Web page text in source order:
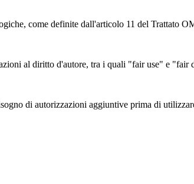
come definite dall'articolo 11 del Trattato
al diritto d'autore, tra i quali "fair use" e "fair
di autorizzazioni aggiuntive prima di